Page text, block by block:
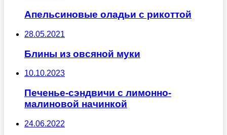
Апельсиновые оладьи с рикоттой
28.05.2021
Блины из овсяной муки
10.10.2023
Печенье-сэндвичи с лимонно-
малиновой начинкой
24.06.2022